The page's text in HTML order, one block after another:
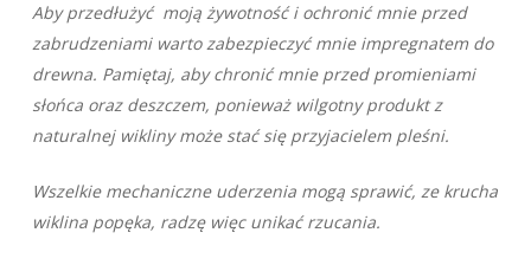
Aby przedłużyć moją żywotność i ochronić mnie przed
zabrudzeniami warto zabezpieczyć mnie impregnatem do
drewna. Pamiętaj, aby chronić mnie przed promieniami
słońca oraz deszczem, ponieważ wilgotny produkt z
naturalnej wikliny może stać się przyjacielem pleśni.
Wszelkie mechaniczne uderzenia mogą sprawić, ze krucha
wiklina popęka, radzę więc unikać rzucania.